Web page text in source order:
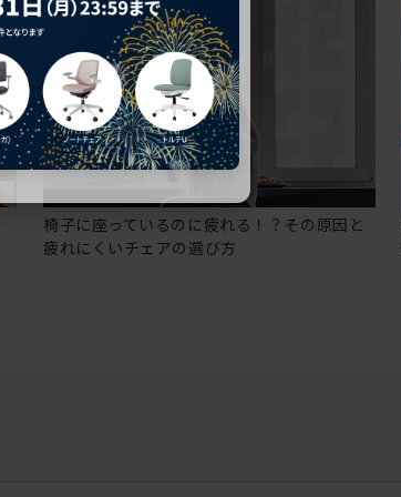
椅子に座っているのに疲れる！？その原因と
疲れにくいチェアの選び方